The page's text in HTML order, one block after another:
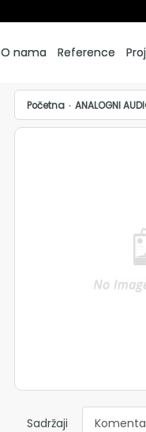
O nama Reference
Početna ANALOGNI
Sadržaji